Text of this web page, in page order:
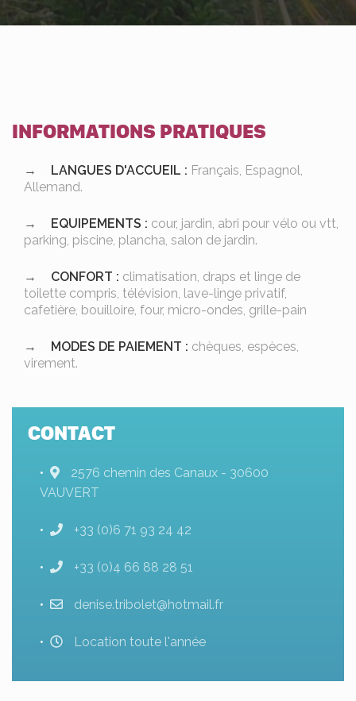
INFORMATIONS PRATIQUES
LANGUES D'ACCUEIL : Français, Espagnol,
Allemand.
EQUIPEMENTS : cour, jardin, abri pour vélo ou vtt,
parking, piscine, plancha, salon de jardin.
CONFORT : climatisation, draps et linge de
toilette compris, télévision, lave-linge privatif,
cafetière, bouilloire, four, micro-ondes, grille-pain
MODES DE PAIEMENT : chèques, espèces,
virement.
CONTACT
2576 chemin des Canaux - 30600
VAUVERT
+33 (0)6 71 93 24 42
+33 (0)4 66 88 28 51
denise.tribolet@hotmail.fr
Location toute l'année